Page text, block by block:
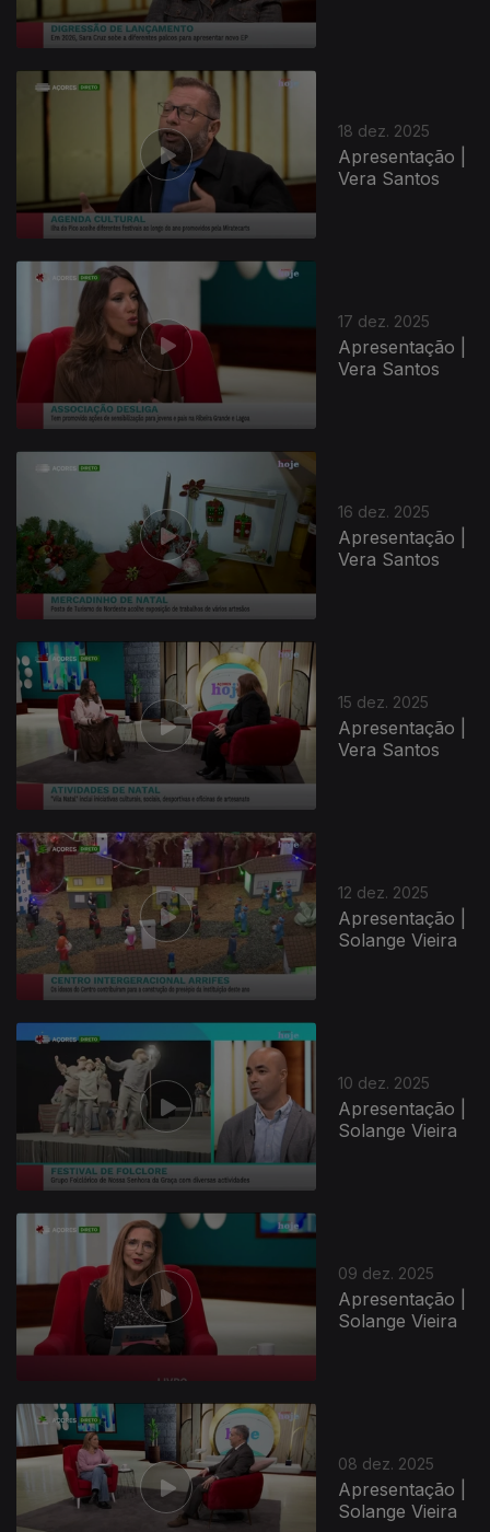
18 dez. 2025
Apresentação |
Vera Santos
17 dez. 2025
Apresentação |
Vera Santos
16 dez. 2025
Apresentação |
Vera Santos
896475
15 dez. 2025
Apresentação |
Vera Santos
12 dez. 2025
Apresentação |
Solange Vieira
10 dez. 2025
Apresentação |
Solange Vieira
09 dez. 2025
Apresentação |
Solange Vieira
08 dez. 2025
Apresentação |
Solange Vieira